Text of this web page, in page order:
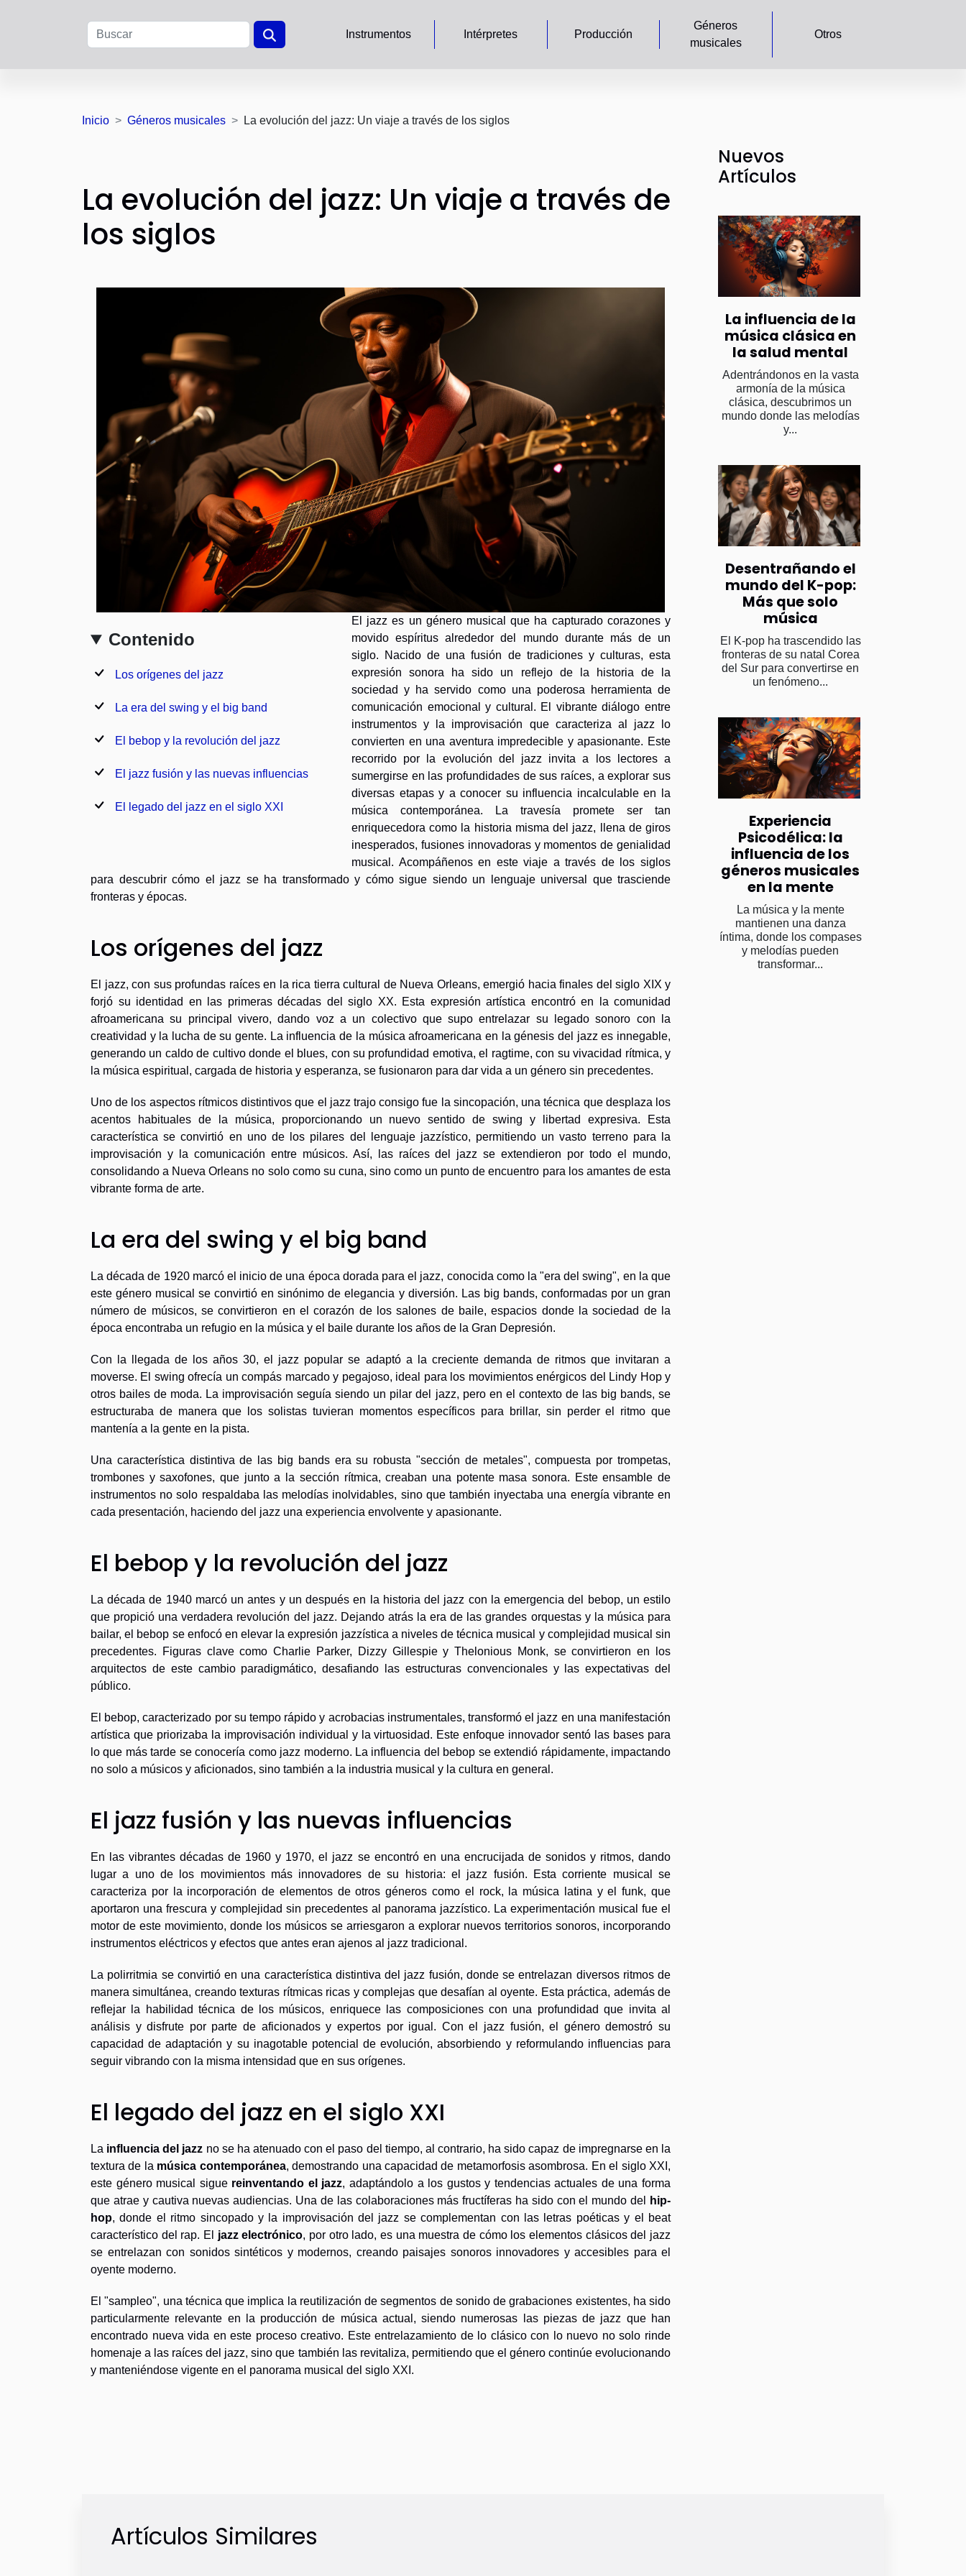
Instrumentos Intérpretes Producción
Géneros
musicales
Otros
Inicio Géneros musicales La evolución del jazz: Un viaje a través de los siglos
La evolución del jazz: Un viaje a través de
los siglos
Contenido
Los orígenes del jazz
La era del swing y el big band
El bebop y la revolución del jazz
El jazz fusión y las nuevas influencias
El legado del jazz en el siglo XXI
El jazz es un género musical que ha capturado corazones y
movido espíritus alrededor del mundo durante más de un
siglo. Nacido de una fusión de tradiciones y culturas, esta
expresión sonora ha sido un reflejo de la historia de la
sociedad y ha servido como una poderosa herramienta de
comunicación emocional y cultural. El vibrante diálogo entre
instrumentos y la improvisación que caracteriza al jazz lo
convierten en una aventura impredecible y apasionante. Este
recorrido por la evolución del jazz invita a los lectores a
sumergirse en las profundidades de sus raíces, a explorar sus
diversas etapas y a conocer su influencia incalculable en la
música contemporánea. La travesía promete ser tan
enriquecedora como la historia misma del jazz, llena de giros
inesperados, fusiones innovadoras y momentos de genialidad
musical. Acompáñenos en este viaje a través de los siglos
para descubrir cómo el jazz se ha transformado y cómo sigue siendo un lenguaje universal que trasciende
fronteras y épocas.
Los orígenes del jazz
El jazz, con sus profundas raíces en la rica tierra cultural de Nueva Orleans, emergió hacia finales del siglo XIX y
forjó su identidad en las primeras décadas del siglo XX. Esta expresión artística encontró en la comunidad
afroamericana su principal vivero, dando voz a un colectivo que supo entrelazar su legado sonoro con la
creatividad y la lucha de su gente. La influencia de la música afroamericana en la génesis del jazz es innegable,
generando un caldo de cultivo donde el blues, con su profundidad emotiva, el ragtime, con su vivacidad rítmica, y
la música espiritual, cargada de historia y esperanza, se fusionaron para dar vida a un género sin precedentes.
Uno de los aspectos rítmicos distintivos que el jazz trajo consigo fue la sincopación, una técnica que desplaza los
acentos habituales de la música, proporcionando un nuevo sentido de swing y libertad expresiva. Esta
característica se convirtió en uno de los pilares del lenguaje jazzístico, permitiendo un vasto terreno para la
improvisación y la comunicación entre músicos. Así, las raíces del jazz se extendieron por todo el mundo,
consolidando a Nueva Orleans no solo como su cuna, sino como un punto de encuentro para los amantes de esta
vibrante forma de arte.
La era del swing y el big band
La década de 1920 marcó el inicio de una época dorada para el jazz, conocida como la "era del swing", en la que
este género musical se convirtió en sinónimo de elegancia y diversión. Las big bands, conformadas por un gran
número de músicos, se convirtieron en el corazón de los salones de baile, espacios donde la sociedad de la
época encontraba un refugio en la música y el baile durante los años de la Gran Depresión.
Con la llegada de los años 30, el jazz popular se adaptó a la creciente demanda de ritmos que invitaran a
moverse. El swing ofrecía un compás marcado y pegajoso, ideal para los movimientos enérgicos del Lindy Hop y
otros bailes de moda. La improvisación seguía siendo un pilar del jazz, pero en el contexto de las big bands, se
estructuraba de manera que los solistas tuvieran momentos específicos para brillar, sin perder el ritmo que
mantenía a la gente en la pista.
Una característica distintiva de las big bands era su robusta "sección de metales", compuesta por trompetas,
trombones y saxofones, que junto a la sección rítmica, creaban una potente masa sonora. Este ensamble de
instrumentos no solo respaldaba las melodías inolvidables, sino que también inyectaba una energía vibrante en
cada presentación, haciendo del jazz una experiencia envolvente y apasionante.
El bebop y la revolución del jazz
La década de 1940 marcó un antes y un después en la historia del jazz con la emergencia del bebop, un estilo
que propició una verdadera revolución del jazz. Dejando atrás la era de las grandes orquestas y la música para
bailar, el bebop se enfocó en elevar la expresión jazzística a niveles de técnica musical y complejidad musical sin
precedentes. Figuras clave como Charlie Parker, Dizzy Gillespie y Thelonious Monk, se convirtieron en los
arquitectos de este cambio paradigmático, desafiando las estructuras convencionales y las expectativas del
público.
El bebop, caracterizado por su tempo rápido y acrobacias instrumentales, transformó el jazz en una manifestación
artística que priorizaba la improvisación individual y la virtuosidad. Este enfoque innovador sentó las bases para
lo que más tarde se conocería como jazz moderno. La influencia del bebop se extendió rápidamente, impactando
no solo a músicos y aficionados, sino también a la industria musical y la cultura en general.
El jazz fusión y las nuevas influencias
En las vibrantes décadas de 1960 y 1970, el jazz se encontró en una encrucijada de sonidos y ritmos, dando
lugar a uno de los movimientos más innovadores de su historia: el jazz fusión. Esta corriente musical se
caracteriza por la incorporación de elementos de otros géneros como el rock, la música latina y el funk, que
aportaron una frescura y complejidad sin precedentes al panorama jazzístico. La experimentación musical fue el
motor de este movimiento, donde los músicos se arriesgaron a explorar nuevos territorios sonoros, incorporando
instrumentos eléctricos y efectos que antes eran ajenos al jazz tradicional.
La polirritmia se convirtió en una característica distintiva del jazz fusión, donde se entrelazan diversos ritmos de
manera simultánea, creando texturas rítmicas ricas y complejas que desafían al oyente. Esta práctica, además de
reflejar la habilidad técnica de los músicos, enriquece las composiciones con una profundidad que invita al
análisis y disfrute por parte de aficionados y expertos por igual. Con el jazz fusión, el género demostró su
capacidad de adaptación y su inagotable potencial de evolución, absorbiendo y reformulando influencias para
seguir vibrando con la misma intensidad que en sus orígenes.
El legado del jazz en el siglo XXI
La influencia del jazz no se ha atenuado con el paso del tiempo, al contrario, ha sido capaz de impregnarse en la
textura de la música contemporánea, demostrando una capacidad de metamorfosis asombrosa. En el siglo XXI,
este género musical sigue reinventando el jazz, adaptándolo a los gustos y tendencias actuales de una forma
que atrae y cautiva nuevas audiencias. Una de las colaboraciones más fructíferas ha sido con el mundo del
hip-
hop, donde el ritmo sincopado y la improvisación del jazz se complementan con las letras poéticas y el beat
característico del rap. El jazz electrónico, por otro lado, es una muestra de cómo los elementos clásicos del jazz
se entrelazan con sonidos sintéticos y modernos, creando paisajes sonoros innovadores y accesibles para el
oyente moderno.
El "sampleo", una técnica que implica la reutilización de segmentos de sonido de grabaciones existentes, ha sido
particularmente relevante en la producción de música actual, siendo numerosas las piezas de jazz que han
encontrado nueva vida en este proceso creativo. Este entrelazamiento de lo clásico con lo nuevo no solo rinde
homenaje a las raíces del jazz, sino que también las revitaliza, permitiendo que el género continúe evolucionando
y manteniéndose vigente en el panorama musical del siglo XXI.
Nuevos
Artículos
La influencia de la
música clásica en
la salud mental
Adentrándonos en la vasta
armonía de la música
clásica, descubrimos un
mundo donde las melodías
y...
Desentrañando el
mundo del K-pop:
Más que solo
música
El K-pop ha trascendido las
fronteras de su natal Corea
del Sur para convertirse en
un fenómeno...
Experiencia
Psicodélica: la
influencia de los
géneros musicales
en la mente
La música y la mente
mantienen una danza
íntima, donde los compases
y melodías pueden
transformar...
Artículos Similares